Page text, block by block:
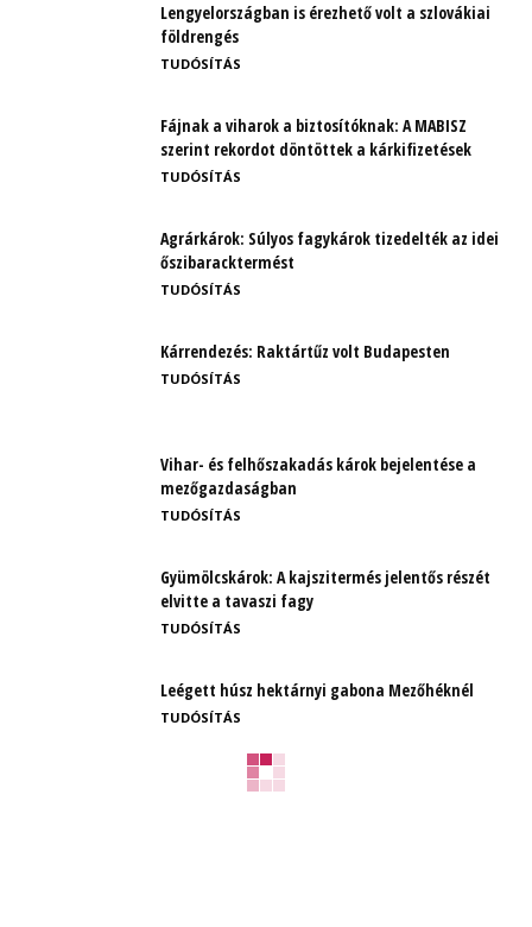
Lengyelországban is érezhető volt a szlovákiai
földrengés
TUDÓSÍTÁS
Fájnak a viharok a biztosítóknak: A MABISZ
szerint rekordot döntöttek a kárkifizetések
TUDÓSÍTÁS
Agrárkárok: Súlyos fagykárok tizedelték az idei
őszibaracktermést
TUDÓSÍTÁS
Kárrendezés: Raktártűz volt Budapesten
TUDÓSÍTÁS
Vihar- és felhőszakadás károk bejelentése a
mezőgazdaságban
TUDÓSÍTÁS
Gyümölcskárok: A kajszitermés jelentős részét
elvitte a tavaszi fagy
TUDÓSÍTÁS
Leégett húsz hektárnyi gabona Mezőhéknél
TUDÓSÍTÁS